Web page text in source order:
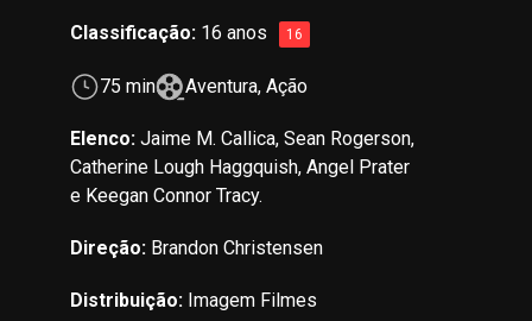
Classificação: 16 anos 16
75 min Aventura, Ação
Elenco: Jaime M. Callica, Sean Rogerson,
Catherine Lough Haggquish, Angel Prater
e Keegan Connor Tracy.
Direção: Brandon Christensen
Distribuição: Imagem Filmes